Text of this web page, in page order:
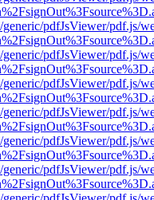
pdfJsViewer/pdf.js/
pdfJsViewer/pdf.js/
pdfJsViewer/pdf.js/
pdfJsViewer/pdf.js/
pdfJsViewer/pdf.js/
pdfJsViewer/pdf.js/